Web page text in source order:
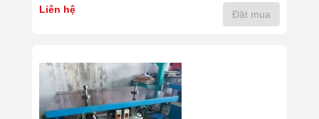
Liên hệ Đặt mua